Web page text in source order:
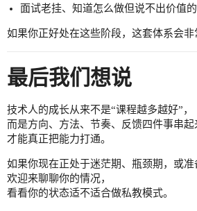
面试老挂、知道怎么做但说不出价值
如果你正好处在这些阶段，这套体系会非
最后我们想说
技术人的成长从来不是“课程越多越好”，
而是方向、方法、节奏、反馈四件事串起
才能真正把能力打通。
如果你现在正处于迷茫期、瓶颈期，或准
欢迎来聊聊你的情况，
看看你的状态适不适合做私教模式。